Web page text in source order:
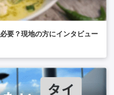
要？現地の方にインタビュー